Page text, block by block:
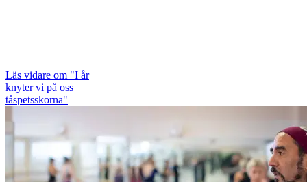
Läs vidare om "I år
knyter vi på oss
tåspetsskorna"